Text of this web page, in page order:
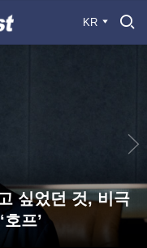
KR
싶었던 것, 비극
프’